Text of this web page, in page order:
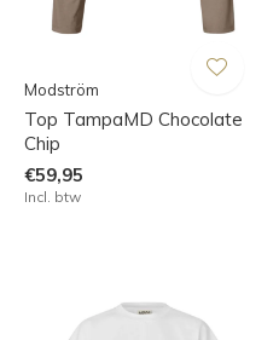
Modström
Top TampaMD Chocolate
Chip
€59,95
Incl. btw